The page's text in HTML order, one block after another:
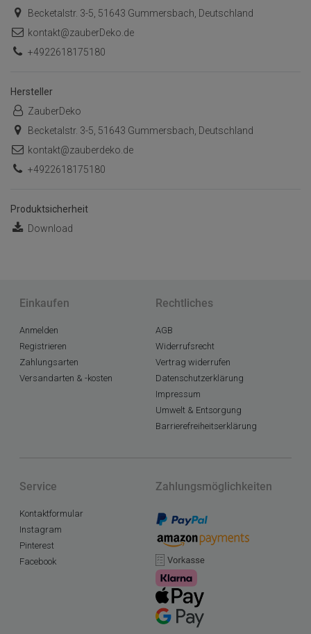
Becketalstr. 3-5, 51643 Gummersbach, Deutschland
kontakt@zauberDeko.de
+4922618175180
Hersteller
ZauberDeko
Becketalstr. 3-5, 51643 Gummersbach, Deutschland
kontakt@zauberdeko.de
+4922618175180
Produktsicherheit
Download
Einkaufen
Anmelden
Registrieren
Zahlungsarten
Versandarten & -kosten
Rechtliches
AGB
Widerrufsrecht
Vertrag widerrufen
Datenschutzerklärung
Impressum
Umwelt & Entsorgung
Barrierefreiheitserklärung
Service
Kontaktformular
Instagram
Pinterest
Facebook
Zahlungsmöglichkeiten